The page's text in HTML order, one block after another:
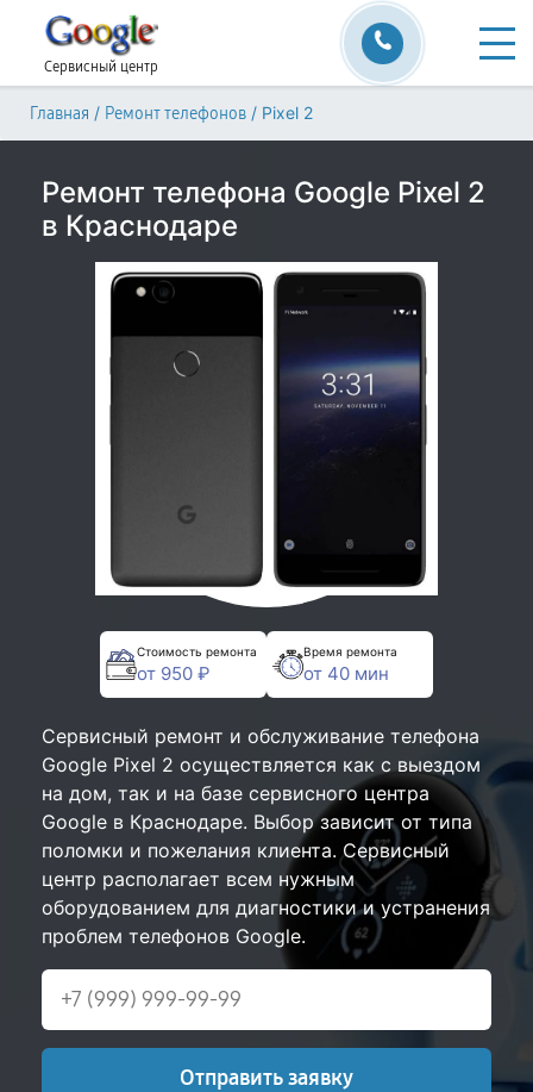
Сервисный центр
Главная / Ремонт телефонов / Pixel 2
Ремонт телефона Google Pixel 2
в Краснодаре
Стоимость ремонта
от 950 ₽
Время ремонта
от 40 мин
Сервисный ремонт и обслуживание телефона
Google Pixel 2 осуществляется как с выездом
на дом, так и на базе сервисного центра
Google в Краснодаре. Выбор зависит от типа
поломки и пожелания клиента. Сервисный
центр располагает всем нужным
оборудованием для диагностики и устранения
проблем телефонов Google.
Отправить заявку